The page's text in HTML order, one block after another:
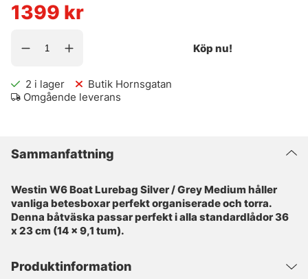
1399 kr
Köp nu!
2 i lager
Butik Hornsgatan
Omgående leverans
Sammanfattning
Westin W6 Boat Lurebag Silver / Grey Medium håller
vanliga betesboxar perfekt organiserade och torra.
Denna båtväska passar perfekt i alla standardlådor 36
x 23 cm (14 x 9,1 tum).
Produktinformation